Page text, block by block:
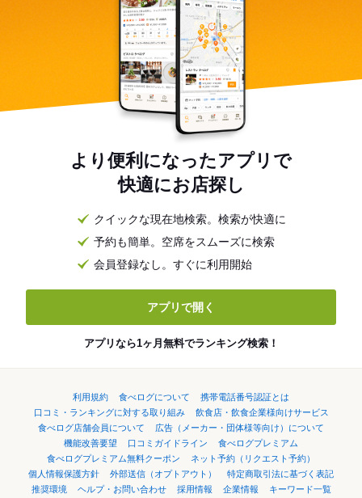
より便利になったアプリで
快適にお店探し
クイックな現在地検索。検索が快適に
予約も簡単。空席をスムーズに検索
会員登録なし。すぐに利用開始
アプリで開く
アプリなら1ヶ月無料でランキング検索！
利用規約 食べログについて
携帯電話番号認証とは
口コミ・ランキングに対する取り組み
飲食店・飲食企業様向けサービス
食べログ店舗会員について
広告（メーカー・団体様等向け）について
機能改善要望
口コミガイドライン
食べログプレミアム
食べログプレミアム無料クーポン
ネット予約（リクエスト予約）
個人情報保護方針
外部送信（オプトアウト）
特定商取引法に基づく表記
推奨環境
ヘルプ・お問い合わせ 採用情報 企業情報
キーワード一覧